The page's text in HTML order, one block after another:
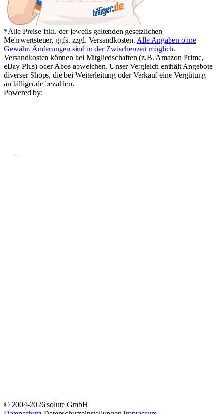
*Alle Preise inkl. der jeweils geltenden gesetzlichen
Mehrwertsteuer, ggfs. zzgl. Versandkosten. Alle Angaben ohne
Gewähr. Änderungen sind in der Zwischenzeit möglich.
Versandkosten können bei Mitgliedschaften (z.B. Amazon Prime,
eBay Plus) oder Abos abweichen. Unser Vergleich enthält Angebote
diverser Shops, die bei Weiterleitung oder Verkauf eine Vergütung
an billiger.de bezahlen.
Powered by:
© 2004-2026 solute GmbH